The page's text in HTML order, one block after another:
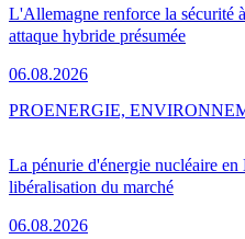
L'Allemagne renforce la sécurité
attaque hybride présumée
06.08.2026
La pénurie d'énergie nucléaire
libéralisation du marché
06.08.2026
PROENERGIE,